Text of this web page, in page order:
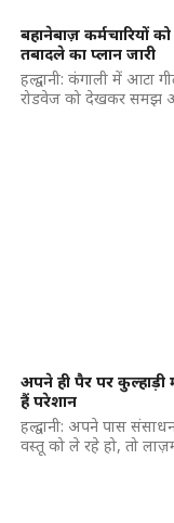
बहानेबाज़ कर्मचारियों
तबादले का प्लान जारी
हल्द्वानी: कंगाली में आटा
रोडवेज को देखकर समझ
अपने ही पैर पर कुल्हाड़ी
हैं परेशान
हल्द्वानी: अपने पास
वस्तू को ले रहे हो, तो